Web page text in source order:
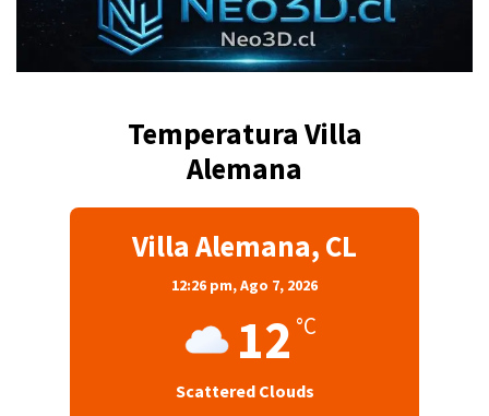
Temperatura Villa
Alemana
Villa Alemana, CL
12:26 pm,Ago 7, 2026
12 °C
Scattered Clouds